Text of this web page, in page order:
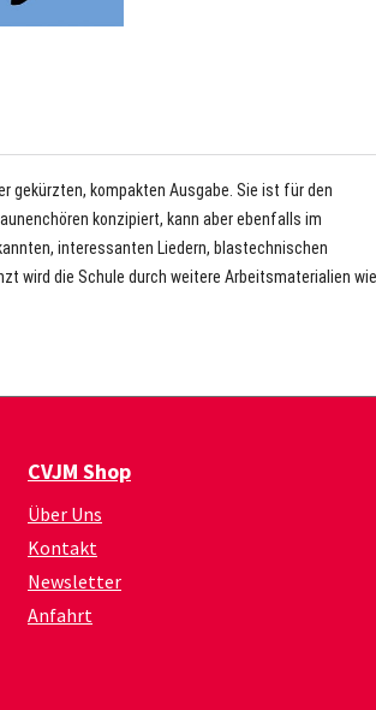
gekürzten, kompakten Ausgabe. Sie ist für den
konzipiert, kann aber ebenfalls im
interessanten Liedern, blastechnischen
wird die Schule durch weitere Arbeitsmaterialien wie
CVJM Shop
Über Uns
Kontakt
Newsletter
Anfahrt